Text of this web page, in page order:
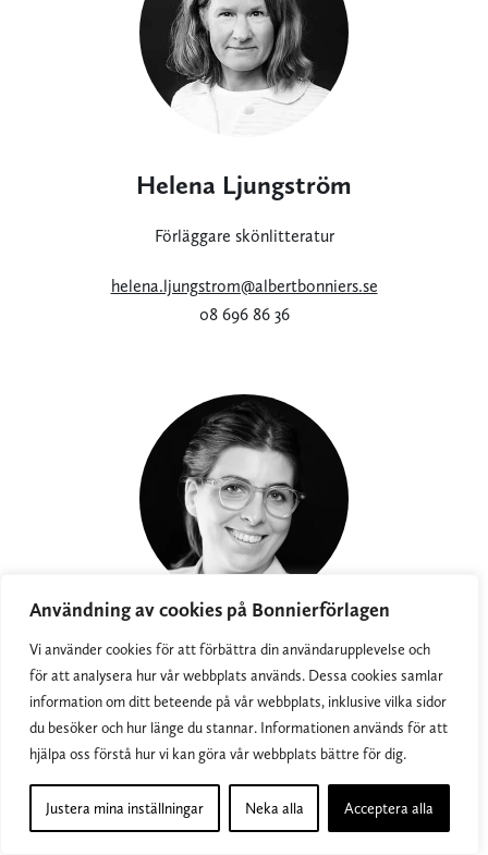
Användning av cookies på Bonnierförlagen
Vi använder cookies för att förbättra din användarupplevelse och
för att analysera hur vår webbplats används. Dessa cookies samlar
information om ditt beteende på vår webbplats, inklusive vilka sidor
du besöker och hur länge du stannar. Informationen används för att
hjälpa oss förstå hur vi kan göra vår webbplats bättre för dig.
Justera mina inställningar Neka alla Acceptera alla
Helena Ljungström
Förläggare skönlitteratur
helena.ljungstrom@albertbonniers.se
08 696 86 36
Cecilia Losberg
Reprintansvarig
cecilia.losberg@albertbonniers.se
08 696 83 09